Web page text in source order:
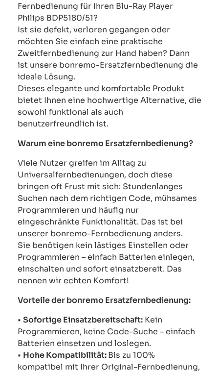
Fernbedienung für Ihren Blu-Ray Player
Philips BDP5180/51?
Ist sie defekt, verloren gegangen oder
möchten Sie einfach eine praktische
Zweitfernbedienung zur Hand haben? Dann
ist unsere bonremo-Ersatzfernbedienung die
ideale Lösung.
Dieses elegante und komfortable Produkt
bietet Ihnen eine hochwertige Alternative, die
sowohl funktional als auch
benutzerfreundlich ist.
Warum eine bonremo Ersatzfernbedienung?
Viele Nutzer greifen im Alltag zu
Universalfernbedienungen, doch diese
bringen oft Frust mit sich: Stundenlanges
Suchen nach dem richtigen Code, mühsames
Programmieren und häufig nur
eingeschränkte Funktionalität. Das ist bei
unserer bonremo-Fernbedienung anders.
Sie benötigen kein lästiges Einstellen oder
Programmieren – einfach Batterien einlegen,
einschalten und sofort einsatzbereit. Das
nennen wir echten Komfort!
Vorteile der bonremo Ersatzfernbedienung:
• Sofortige Einsatzbereitschaft: Kein
Programmieren, keine Code-Suche – einfach
Batterien einsetzen und loslegen.
• Hohe Kompatibilität:Bis zu 100%
kompatibel mit Ihrer Original-Fernbedienung,